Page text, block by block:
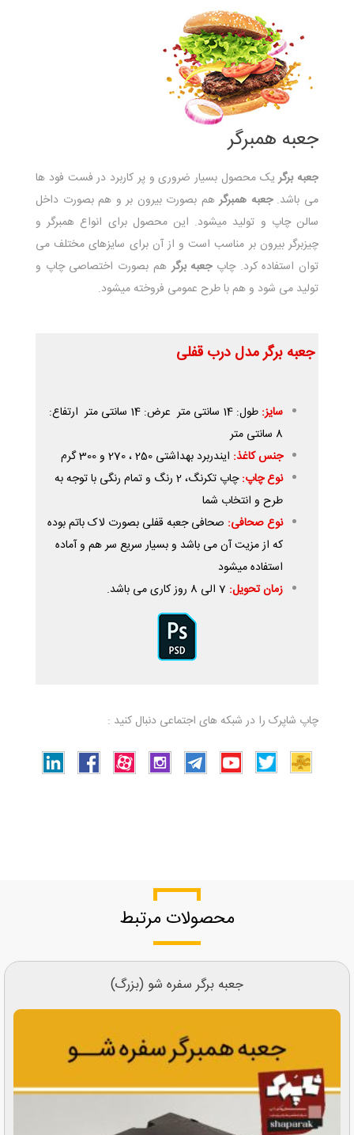
جعبه همبرگر
جعبه برگریک محصول بسیار ضروری و پر کاربرد در فست فود ها
می باشد.جعبه همبرگرهم بصورت بیرون بر و هم بصورت داخل
سالن چاپ و تولید میشود. این محصول برای انواع همبرگر و
چیزبرگر بیرون بر مناسب است و از آن برای سایزهای مختلف می
توان استفاده کرد. چاپجعبه برگرهم بصورت اختصاصی چاپ و
تولید می شود و هم با طرح عمومی فروخته میشود.
جعبه برگر مدل درب قفلی
سایز:
طول: 14 سانتی متر عرض: 14 سانتی متر ارتفاع:
8 سانتی متر
جنس کاغذ: ایندربرد بهداشتی 250 ، 270 و 300 گرم
نوع چاپ:
چاپ تکرنگ، 2 رنگ و تمام رنگی با توجه به
طرح و انتخاب شما
نوع صحافی: صحافی جعبه قفلی بصورت لاک باتم بوده
که از مزیت آن می باشد و بسیار سریع سر هم و آماده
استفاده میشود
زمان تحویل: 7 الی 8 روز کاری می باشد.
چاپ شاپرک را در شبکه های اجتماعی دنبال کنید :
محصولات مرتبط
جعبه برگر سفره شو (بزرگ)